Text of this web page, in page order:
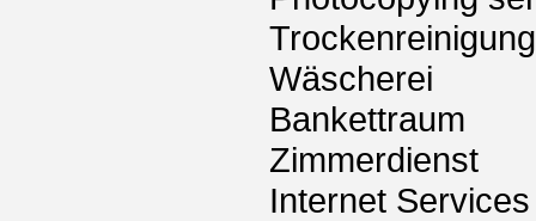
Trockenreinigung
Wäscherei
Bankettraum
Zimmerdienst
Internet Services